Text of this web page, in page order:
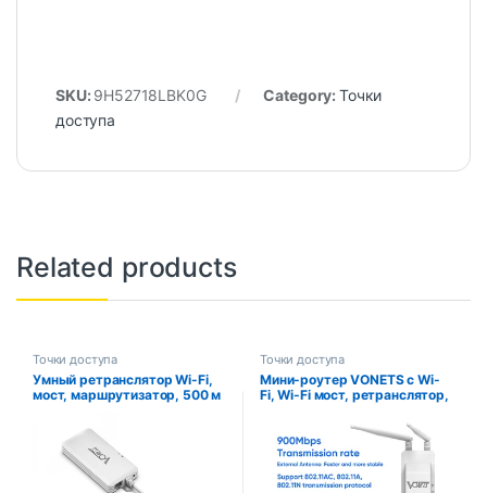
SKU: 9H52718LBK0G Category: Точки
доступа
Related products
Точки доступа
Умный ретранслятор Wi-Fi,
мост, маршрутизатор, 500 м
Точки доступа
Мини-роутер VONETS с Wi-
Fi, Wi-Fi мост, ретранслятор,
адаптер, 5 В-24 В
постоянного тока